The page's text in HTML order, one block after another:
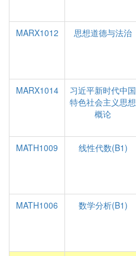
MARX1012
思想道德与法治
MARX1014
习近平新时代中国
特色社会主义思想
概论
MATH1009
线性代数(B1)
MATH1006
数学分析(B1)